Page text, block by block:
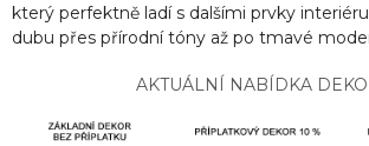
který perfektně ladí s dalšími prvky
dubu přes přírodní tóny až po tmavé
AKTUÁLNÍ NABÍDKA